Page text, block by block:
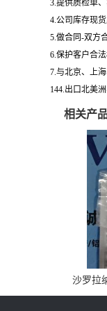
3.提供质检单
4.公司库存现
5.做合同-双方
6.保护客户合
7.与北京、上
144.出口北美
相关产品
沙罗拉